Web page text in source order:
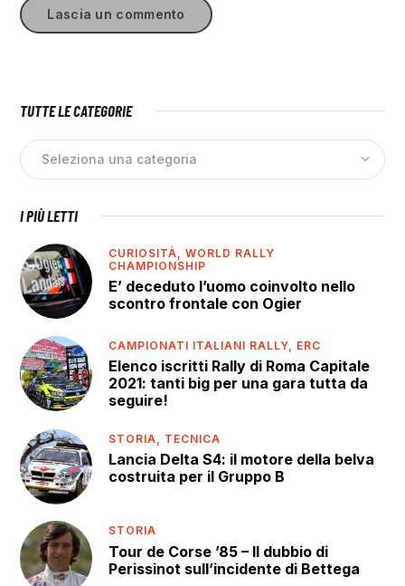
TUTTE LE CATEGORIE
I PIÙ LETTI
CURIOSITÀ,WORLD RALLY
CHAMPIONSHIP
E’ deceduto l’uomo coinvolto nello
scontro frontale con Ogier
CAMPIONATI ITALIANI RALLY, ERC
Elenco iscritti Rally di Roma Capitale
2021: tanti big per una gara tutta da
seguire!
STORIA, TECNICA
Lancia Delta S4: il motore della belva
costruita per il Gruppo B
STORIA
Tour de Corse ’85 – Il dubbio di
Perissinot sull’incidente di Bettega